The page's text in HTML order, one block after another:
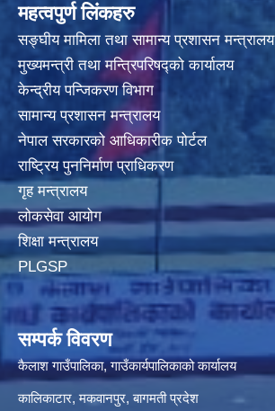
महत्वपुर्ण लिंकहरु
सङ्घीय मामिला तथा सामान्य प्रशासन मन्त्रालय
मुख्यमन्त्री तथा मन्त्रिपरिषद्‍को कार्यालय
केन्द्रीय पन्जिकरण विभाग
सामान्य प्रशासन मन्त्रालय
नेपाल सरकारको आधिकारीक पोर्टल
राष्ट्रिय पुननिर्माण प्राधिकरण
गृह मन्त्रालय
लोकसेवा आयोग
शिक्षा मन्त्रालय
PLGSP
सम्पर्क विवरण
कैलाश गाउँपालिका, गाउँकार्यपालिकाको कार्यालय
कालिकाटार, मकवानपुर, बागमती प्रदेश